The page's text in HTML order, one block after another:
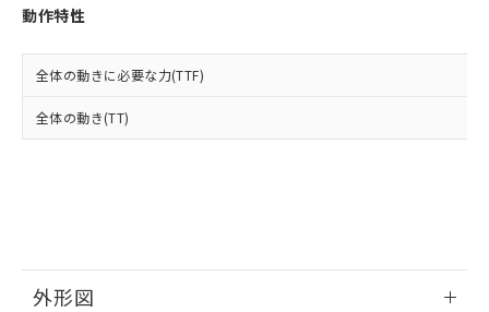
動作特性
全体の動きに必要な力(TTF)
全体の動き(TT)
外形図
品・サービスに関するお客様との取
引・商談に必要な範囲で利用すること
※当社の共同利用者とは、
の共同利用に関して"
の「1.共同利
とができます。
EU RoHS指令（10物質）の非含有証明書
51物質の非含有証明書（当社基準）
荷製品に未対応品が混在することから備考
欄に対応日を記載しておりました。
合意する